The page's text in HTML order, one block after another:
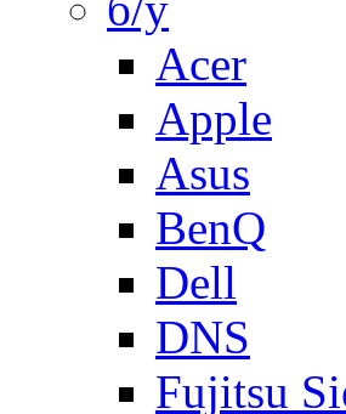
Acer
Apple
Asus
BenQ
Dell
DNS
Fujitsu